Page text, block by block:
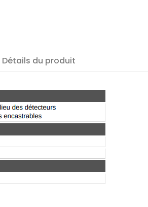
Détails du produit